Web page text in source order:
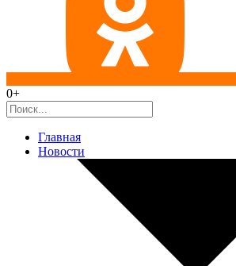
0+
Главная
Новости